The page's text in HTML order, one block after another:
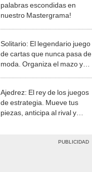
palabras escondidas en
nuestro Mastergrama!
Solitario: El legendario juego
de cartas que nunca pasa de
moda. Organiza el mazo y
Ajedrez: El rey de los juegos
de estrategia. Mueve tus
piezas, anticipa al rival y